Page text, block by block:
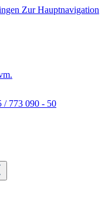
Zur Hauptnavigation
/ 773 090 - 50